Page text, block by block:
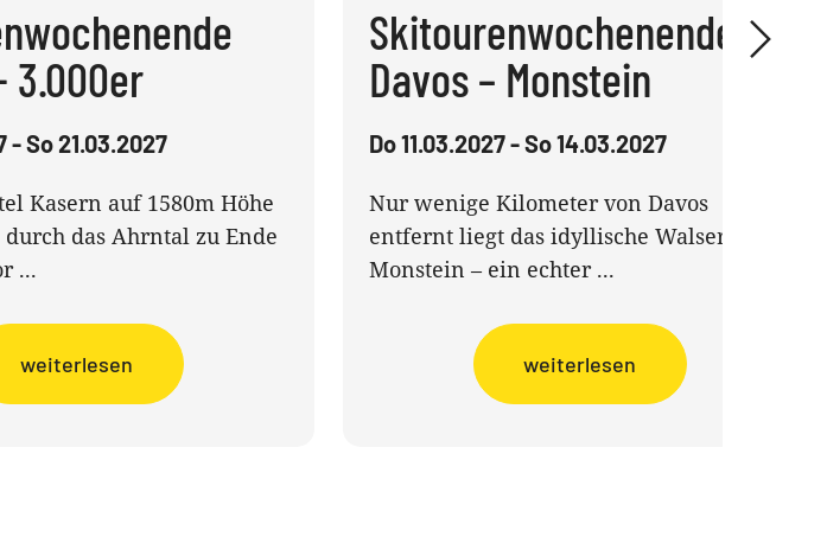
3.000er
- So 21.03.2027
Kasern auf 1580m Höhe
das Ahrntal zu Ende
...
weiterlesen
Skitourenwochenende
Davos – Monstein
Do 11.03.2027 - So 14.03.2027
Nur wenige Kilometer von Davos
entfernt liegt das idyllische Walserdorf
Monstein – ein echter ...
weiterlesen